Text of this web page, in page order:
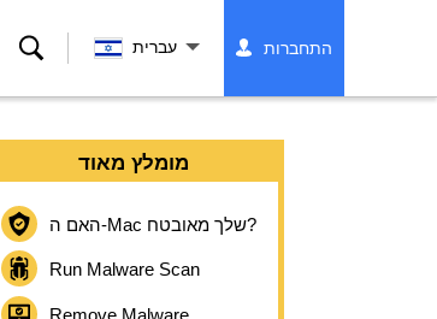
לחפש עברית התחברות
מומלץ מאוד
האם ה-Mac שלך מאובטח?
Run Malware Scan
Remove Malware